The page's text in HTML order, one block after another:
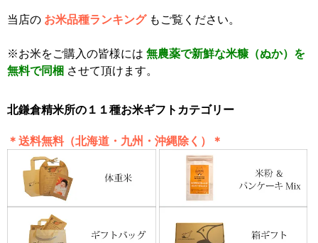
当店の お米品種ランキング もご覧ください。
※お米をご購入の皆様には 無農薬で新鮮な米糠（ぬか）を
無料で同梱 させて頂けます。
北鎌倉精米所の１１種お米ギフトカテゴリー
＊送料無料（北海道・九州・沖縄除く）＊